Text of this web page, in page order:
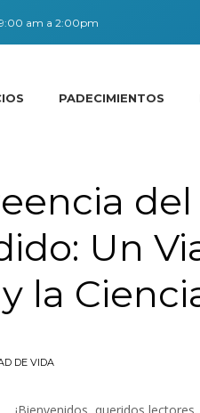
am a 2:00pm
PADECIMIENTOS
del
Un
la
DE VIDA